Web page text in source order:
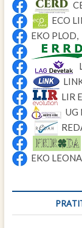
ECO
EKO PLOD,
LIR
UG
EKO